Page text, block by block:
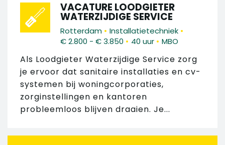
VACATURE LOODGIETER
WATERZIJDIGE SERVICE
Rotterdam • Installatietechniek •
€ 2.800 - € 3.850 • 40 uur • MBO
Als Loodgieter Waterzijdige Service zorg
je ervoor dat sanitaire installaties en cv-
systemen bij woningcorporaties,
zorginstellingen en kantoren
probleemloos blijven draaien. Je...